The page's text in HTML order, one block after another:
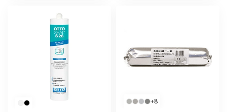
+8